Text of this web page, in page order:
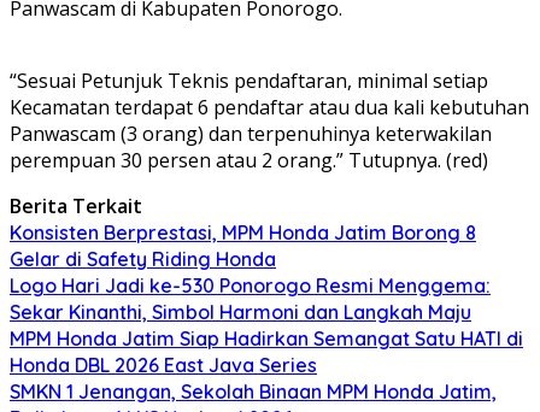
Panwascam di Kabupaten Ponorogo.
“Sesuai Petunjuk Teknis pendaftaran, minimal setiap
Kecamatan terdapat 6 pendaftar atau dua kali kebutuhan
Panwascam (3 orang) dan terpenuhinya keterwakilan
perempuan 30 persen atau 2 orang.” Tutupnya. (red)
Berita Terkait
Konsisten Berprestasi, MPM Honda Jatim Borong 8
Gelar di Safety Riding Honda
Logo Hari Jadi ke-530 Ponorogo Resmi Menggema:
Sekar Kinanthi, Simbol Harmoni dan Langkah Maju
MPM Honda Jatim Siap Hadirkan Semangat Satu HATI di
Honda DBL 2026 East Java Series
SMKN 1 Jenangan, Sekolah Binaan MPM Honda Jatim,